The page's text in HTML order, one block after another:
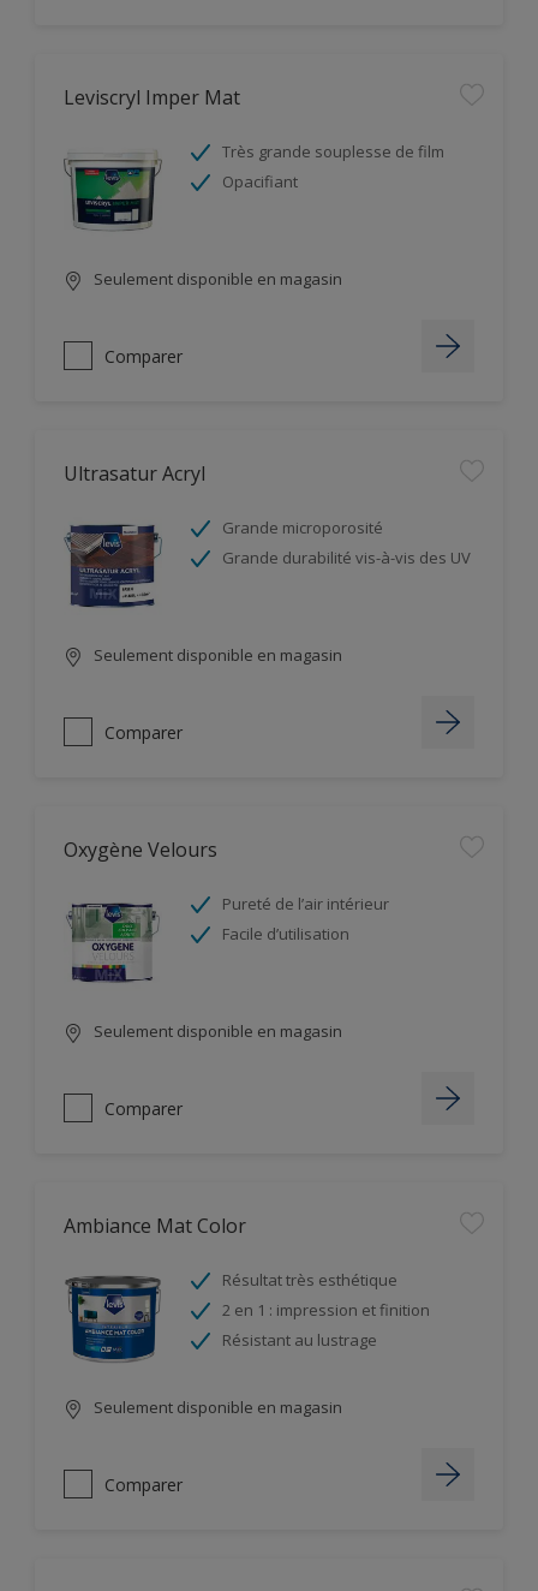
Leviscryl Imper Mat
Très grande souplesse de film
Opacifiant
Seulement disponible en magasin
Comparer
Ultrasatur Acryl
Grande microporosité
Grande durabilité vis-à-vis des UV
Seulement disponible en magasin
Comparer
Oxygène Velours
Pureté de l’air intérieur
Facile d’utilisation
Seulement disponible en magasin
Comparer
Ambiance Mat Color
Résultat très esthétique
2 en 1 : impression et finition
Résistant au lustrage
Seulement disponible en magasin
Comparer